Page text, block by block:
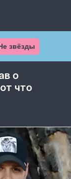
звёзды
о
что